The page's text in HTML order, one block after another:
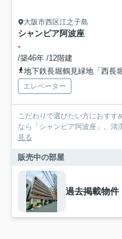
大阪市西区江之子島
シャンピア阿波座
-
/築46年 /12階建
地下鉄長堀鶴見緑地「西長
エレベーター
こだわりで選びたい方におすす
なら「シャンピア阿波座」。清
見る
販売中の部屋
過去掲載物件